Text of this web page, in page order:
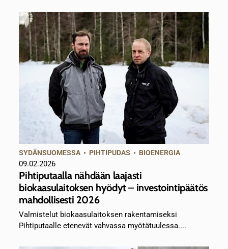
SYDÄNSUOMESSA • PIHTIPUDAS • BIOENERGIA
09.02.2026
Pihtiputaalla nähdään laajasti
biokaasulaitoksen hyödyt – investointipäätös
mahdollisesti 2026
Valmistelut biokaasulaitoksen rakentamiseksi
Pihtiputaalle etenevät vahvassa myötätuulessa....